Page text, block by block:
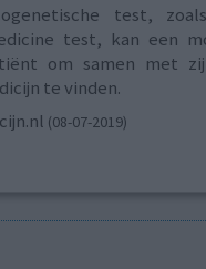
test,
test, kan een
om samen met
te vinden.
(08-07-2019)